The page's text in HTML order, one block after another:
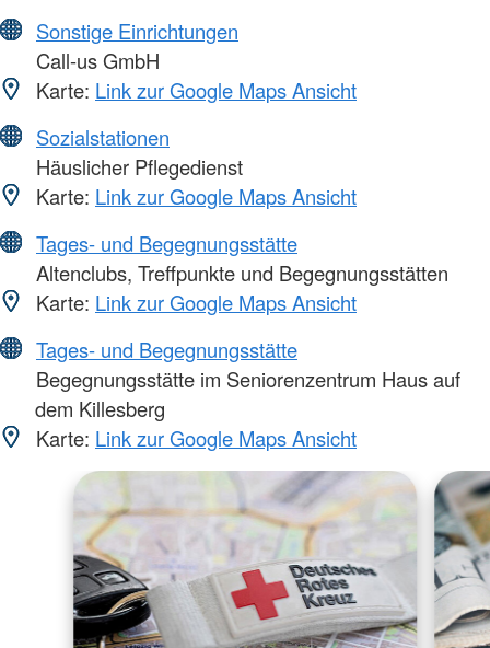
Sonstige Einrichtungen
Call-us GmbH
Karte: Link zur Google Maps Ansicht
Sozialstationen
Häuslicher Pflegedienst
Karte: Link zur Google Maps Ansicht
Tages- und Begegnungsstätte
Altenclubs, Treffpunkte und Begegnungsstätten
Karte: Link zur Google Maps Ansicht
Tages- und Begegnungsstätte
Begegnungsstätte im Seniorenzentrum Haus auf
dem Killesberg
Karte: Link zur Google Maps Ansicht